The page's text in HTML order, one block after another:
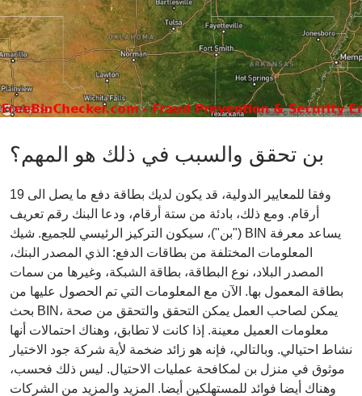
بن تحقق والسبب في ذلك هو المهم؟
وفقا للمعايير الدولية، قد يكون لديك بطاقة دفع ما يصل الى 19
أرقام. ومع ذلك، بادئة من ستة أرقام، ودعا البنك رقم تعريف
("بن")، سيكون التركيز الرئيسي للجميع. شيك BIN يساعد معرفة
المعلومات المختلفة من بطاقات الدفع: الذي المصدر البنك،
المصدر البلاد، نوع البطاقة، بطاقة الشبكة، وغيرها من سمات
بطاقة المعمول بها. الآن مع المعلومات التي تم الحصول عليها من
بحث BIN، يمكن لصاحب العمل يمكن التحقق والتحقق من صحة
معلومات العميل معينة. إذا كانت لا تطابق، وهناك احتمالات أنها
نشاط احتيالي. وبالتالي، فإنه هو زائد ضخمة لأية شركة جود الاختيار
موثوق في منزل بن لمكافحة عمليات الاحتيال. ليس ذلك فحسب،
وهناك أيضا فوائد للمستهلكين أيضا. المزيد والمزيد من الشركات